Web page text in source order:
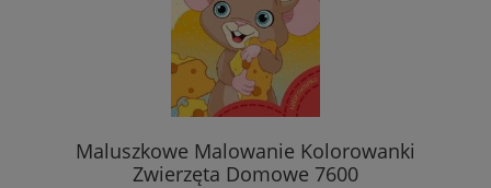
Maluszkowe Malowanie Kolorowanki
Zwierzęta Domowe 7600